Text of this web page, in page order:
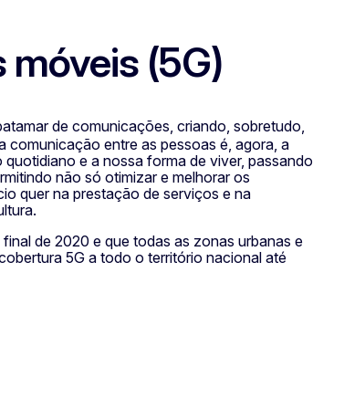
móveis (5G)
de comunicações, criando, sobretudo,
comunicação entre as pessoas é, agora, a
e a nossa forma de viver, passando
não só otimizar e melhorar os
quer na prestação de serviços e na
de 2020 e que todas as zonas urbanas e
5G a todo o território nacional até